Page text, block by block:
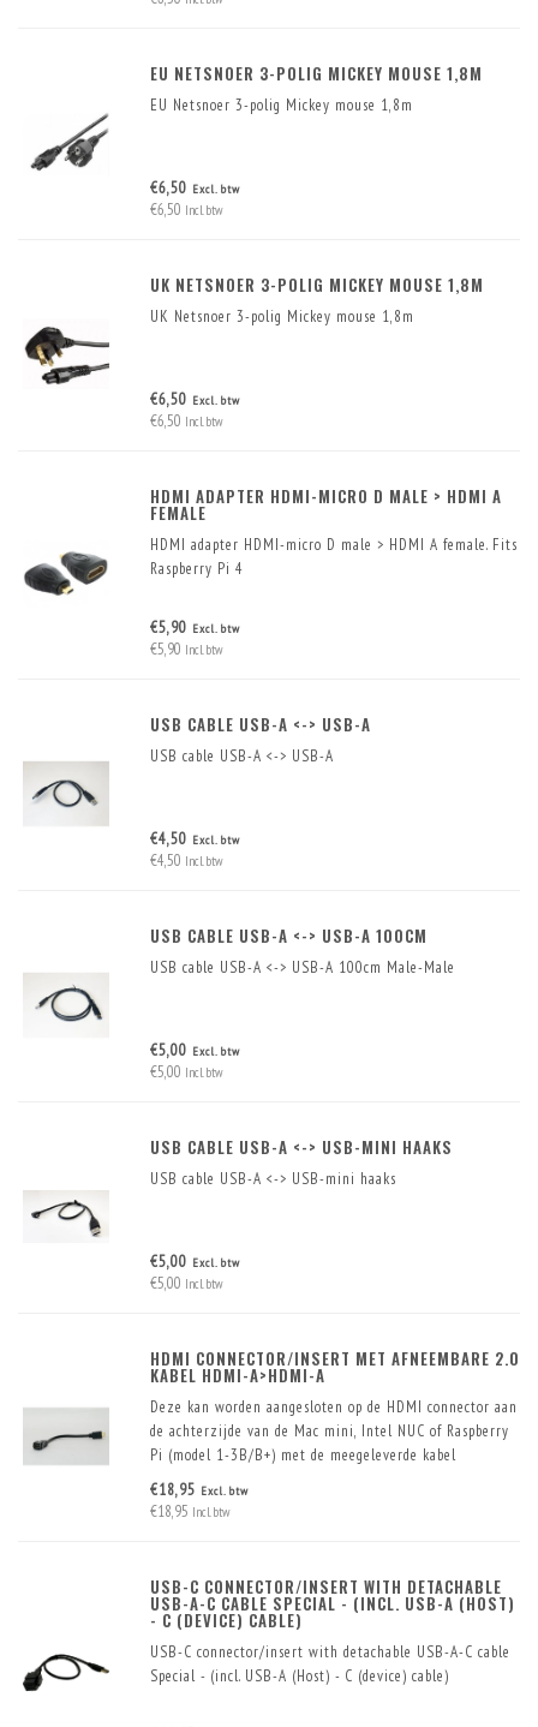
EU NETSNOER 3-POLIG MICKEY MOUSE 1,8M
EU Netsnoer 3-polig Mickey mouse 1,8m
€6,50 Excl. btw
€6,50 Incl. btw
UK NETSNOER 3-POLIG MICKEY MOUSE 1,8M
UK Netsnoer 3-polig Mickey mouse 1,8m
€6,50 Excl. btw
€6,50 Incl. btw
HDMI ADAPTER HDMI-MICRO D MALE > HDMI A
FEMALE
HDMI adapter HDMI-micro D male > HDMI A female. Fits
Raspberry Pi 4
€5,90 Excl. btw
€5,90 Incl. btw
USB CABLE USB-A <-> USB-A
USB cable USB-A <-> USB-A
€4,50 Excl. btw
€4,50 Incl. btw
USB CABLE USB-A <-> USB-A 100CM
USB cable USB-A <-> USB-A 100cm Male-Male
€5,00 Excl. btw
€5,00 Incl. btw
USB CABLE USB-A <-> USB-MINI HAAKS
USB cable USB-A <-> USB-mini haaks
€5,00 Excl. btw
€5,00 Incl. btw
HDMI CONNECTOR/INSERT MET AFNEEMBARE 2.0
KABEL HDMI-A>HDMI-A
Deze kan worden aangesloten op de HDMI connector aan
de achterzijde van de Mac mini, Intel NUC of Raspberry
Pi (model 1-3B/B+) met de meegeleverde kabel
€18,95 Excl. btw
€18,95 Incl. btw
USB-C CONNECTOR/INSERT WITH DETACHABLE
USB-A-C CABLE SPECIAL - (INCL. USB-A (HOST)
- C (DEVICE) CABLE)
USB-C connector/insert with detachable USB-A-C cable
Special - (incl. USB-A (Host) - C (device) cable)